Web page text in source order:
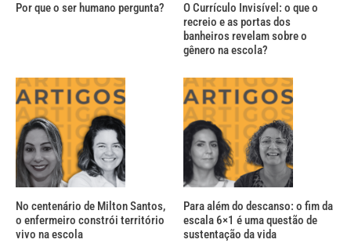
Por que o ser humano pergunta?
O Currículo Invisível: o que o
recreio e as portas dos
banheiros revelam sobre o
gênero na escola?
No centenário de Milton Santos,
o enfermeiro constrói território
vivo na escola
Para além do descanso: o fim da
escala 6×1 é uma questão de
sustentação da vida